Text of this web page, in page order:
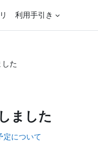
利用手引き
た
ました
について